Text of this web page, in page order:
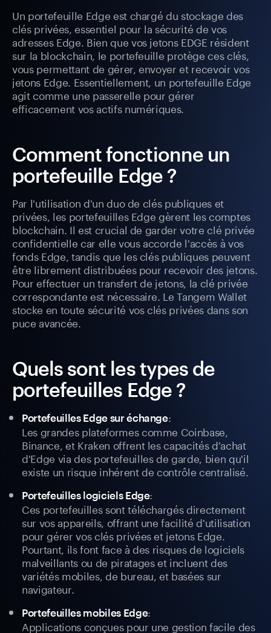
Un portefeuille Edge est chargé du stockage des
clés privées, essentiel pour la sécurité de vos
adresses Edge. Bien que vos jetons EDGE résident
sur la blockchain, le portefeuille protège ces clés,
vous permettant de gérer, envoyer et recevoir vos
jetons Edge. Essentiellement, un portefeuille Edge
agit comme une passerelle pour gérer
efficacement vos actifs numériques.
Comment fonctionne un
portefeuille Edge ?
Par l'utilisation d'un duo de clés publiques et
privées, les portefeuilles Edge gèrent les comptes
blockchain. Il est crucial de garder votre clé privée
confidentielle car elle vous accorde l'accès à vos
fonds Edge, tandis que les clés publiques peuvent
être librement distribuées pour recevoir des jetons.
Pour effectuer un transfert de jetons, la clé privée
correspondante est nécessaire. Le Tangem Wallet
stocke en toute sécurité vos clés privées dans son
puce avancée.
Quels sont les types de
portefeuilles Edge ?
Portefeuilles Edge sur échange:
Les grandes plateformes comme Coinbase,
Binance, et Kraken offrent les capacités d'achat
d'Edge via des portefeuilles de garde, bien qu'il
existe un risque inhérent de contrôle centralisé.
Portefeuilles logiciels Edge:
Ces portefeuilles sont téléchargés directement
sur vos appareils, offrant une facilité d'utilisation
pour gérer vos clés privées et jetons Edge.
Pourtant, ils font face à des risques de logiciels
malveillants ou de piratages et incluent des
variétés mobiles, de bureau, et basées sur
navigateur.
Portefeuilles mobiles Edge:
Applications conçues pour une gestion facile des